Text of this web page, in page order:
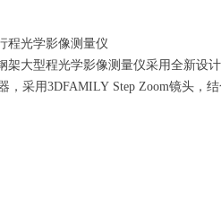
光学影像测量仪
大型程光学影像测量仪采用全新设
，采用3DFAMILY Step Zoom镜头，